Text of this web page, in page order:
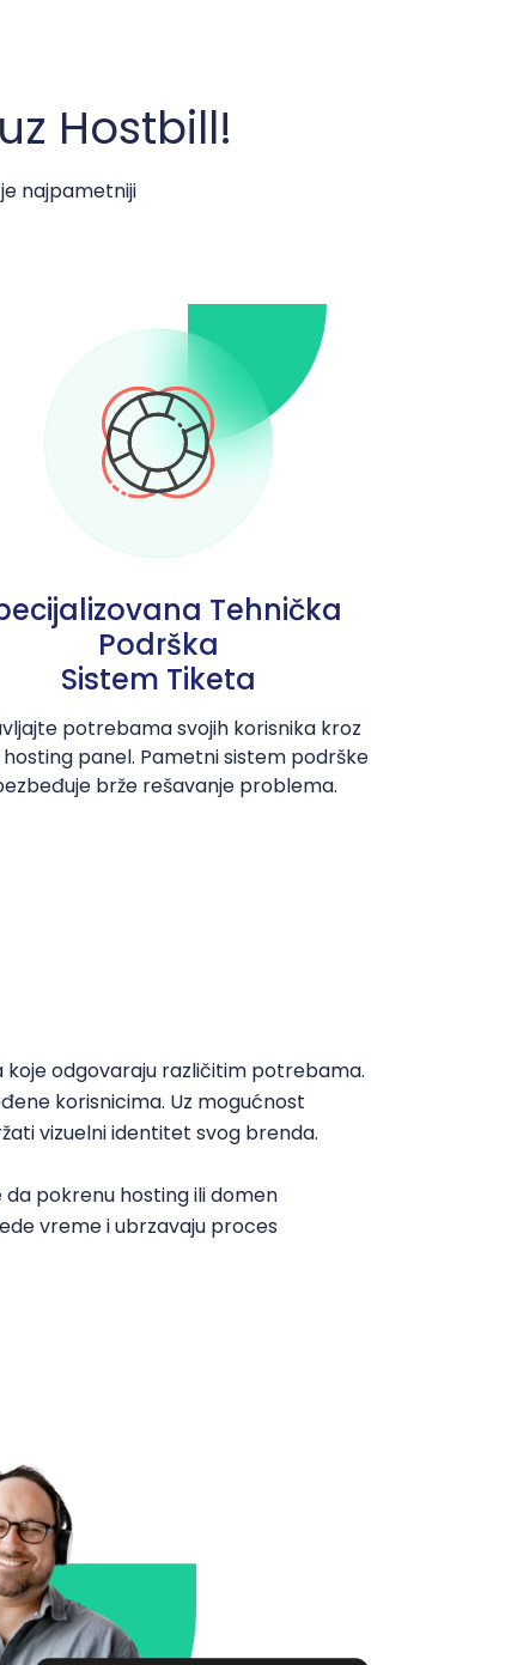
Hostbill!
najpametniji
Tehnička
Podrška
Sistem Tiketa
potrebama svojih korisnika kroz
panel. Pametni sistem podrške
brže rešavanje problema.
koje odgovaraju različitim potrebama.
korisnicima. Uz mogućnost
vizuelni identitet svog brenda.
da pokrenu hosting ili domen
vreme i ubrzavaju proces